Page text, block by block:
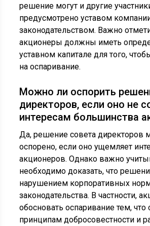
решение могут и другие
предусмотрено уставом
законодательством. Важно
акционеры должны иметь
уставном капитале для того,
на оспаривание.
Можно ли оспорить
директоров, если оно не
интересам большинства
Да, решение совета директоров
оспорено, если оно ущемляет
акционеров. Однако важно
необходимо доказать, что
нарушением корпоративных
законодательства. В частности,
обосновать оспаривание тем, что
принципам добросовестности и